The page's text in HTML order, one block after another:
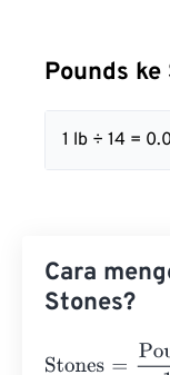
Pounds
1 lb ÷ 14 =
Cara
Stones?
Stones